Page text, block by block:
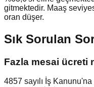
gitmektedir. Maaş
oran düşer.
Sık Sorulan
Fazla mesai ücreti
4857 sayılı İş